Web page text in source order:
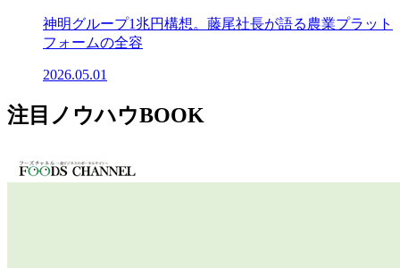
神明グループ1兆円構想。藤尾社長が語る農業プラット
フォームの全容
2026.05.01
注目ノウハウBOOK